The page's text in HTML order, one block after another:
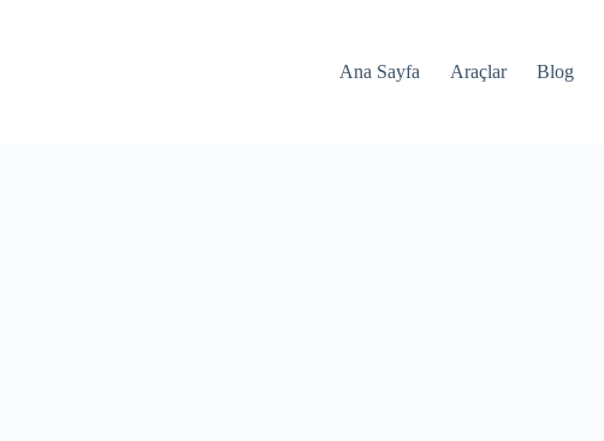
Ana Sayfa
Araçlar Blog